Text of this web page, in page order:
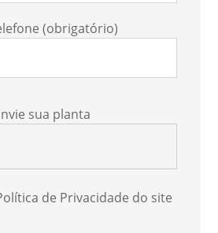
(obrigatório)
sua planta
de Privacidade do site